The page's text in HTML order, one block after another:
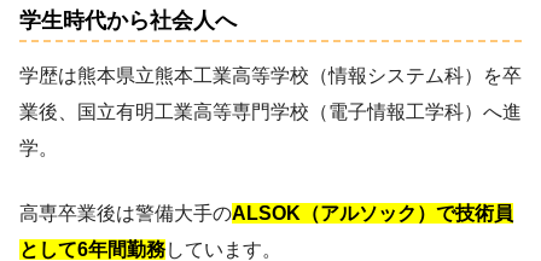
学生時代から社会人へ
学歴は熊本県立熊本工業高等学校（情報システム科）を卒
業後、国立有明工業高等専門学校（電子情報工学科）へ進
学。
高専卒業後は警備大手のALSOK（アルソック）で技術員
として6年間勤務しています。